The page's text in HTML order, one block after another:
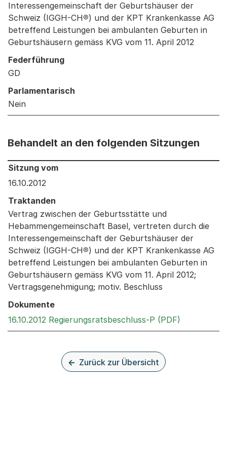
Interessengemeinschaft der Geburtshäuser der
Schweiz (IGGH-CH®) und der KPT Krankenkasse AG
betreffend Leistungen bei ambulanten Geburten in
Geburtshäusern gemäss KVG vom 11. April 2012
Federführung
GD
Parlamentarisch
Nein
Behandelt an den folgenden Sitzungen
Behandelt an den folgenden Sitzungen: Informationen
Sitzung vom
16.10.2012
Traktanden
Vertrag zwischen der Geburtsstätte und
Hebammengemeinschaft Basel, vertreten durch die
Interessengemeinschaft der Geburtshäuser der
Schweiz (IGGH-CH®) und der KPT Krankenkasse AG
betreffend Leistungen bei ambulanten Geburten in
Geburtshäusern gemäss KVG vom 11. April 2012;
Vertragsgenehmigung; motiv. Beschluss
Dokumente
16.10.2012 Regierungsratsbeschluss-P (PDF)
Zurück zur Übersicht